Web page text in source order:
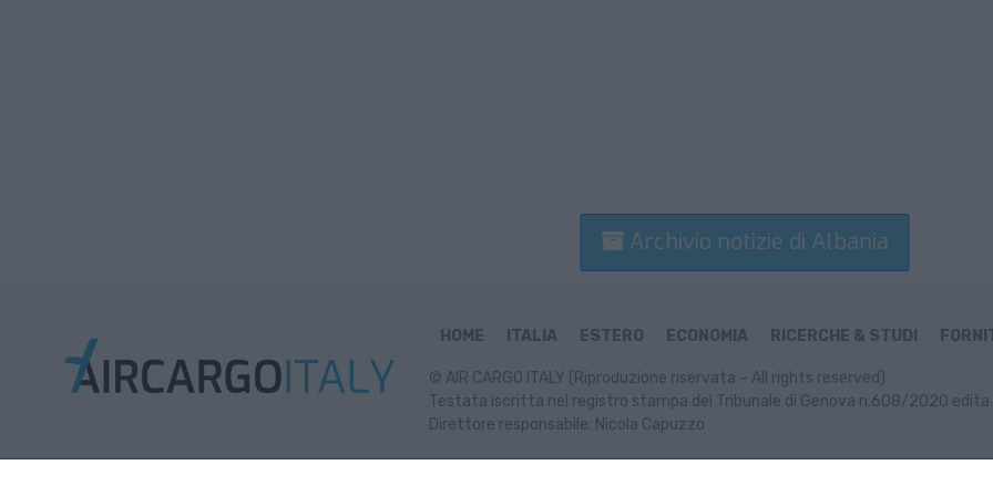
Archivio notizie di Albania
HOME ITALIA ESTERO ECONOMIA RICERCHE & STUDI
© AIR CARGO ITALY (Riproduzione riservata – All rights reserved)
Testata iscritta nel registro stampa del Tribunale di Genova n.608/2020 edita
Direttore responsabile: Nicola Capuzzo